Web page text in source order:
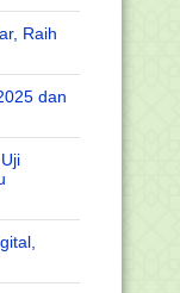
Raih
dan